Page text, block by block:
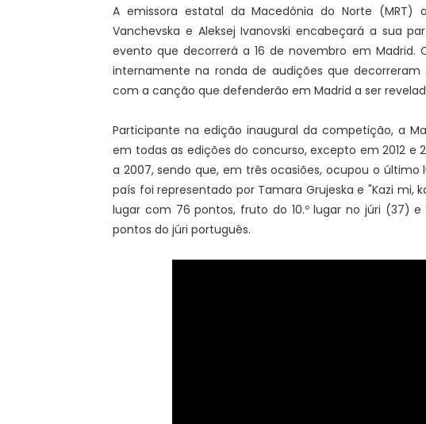
A emissora estatal da Macedónia do Norte (MRT)
Vanchevska e Aleksej Ivanovski encabeçará a sua
evento que decorrerá a 16 de novembro em Madrid.
internamente na ronda de audições que decorreram
com a canção que defenderão em Madrid a ser
Participante na edição inaugural da competição, a
em todas as edições do concurso, excepto em 2012 e
a 2007, sendo que, em três ocasiões, ocupou o último
país foi representado por Tamara Grujeska e "Kazi mi,
lugar com 76 pontos, fruto do 10.º lugar no júri (37)
pontos do júri português.